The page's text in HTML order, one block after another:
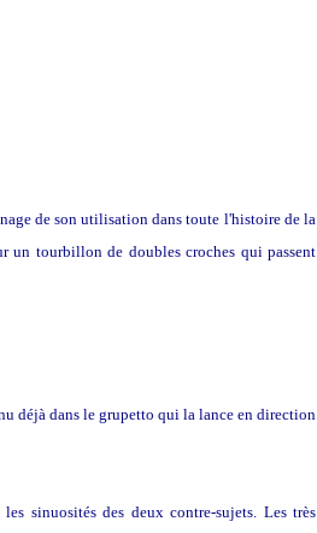
de son utilisation dans toute l'histoire de la
un tourbillon de doubles croches qui passent
déjà dans le grupetto qui la lance en direction
sinuosités des deux contre-sujets. Les très